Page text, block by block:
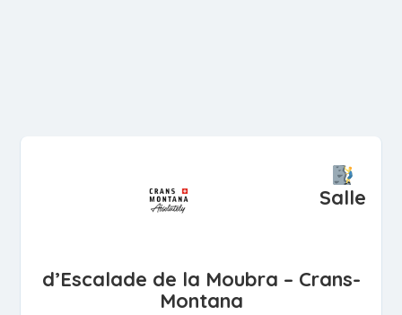
Salle
d’Escalade de la Moubra – Crans-
Montana